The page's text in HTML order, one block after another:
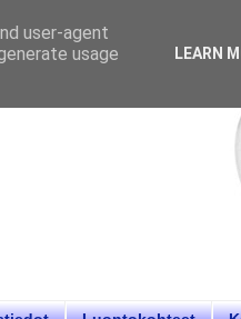
user-agent
usage
LEARN